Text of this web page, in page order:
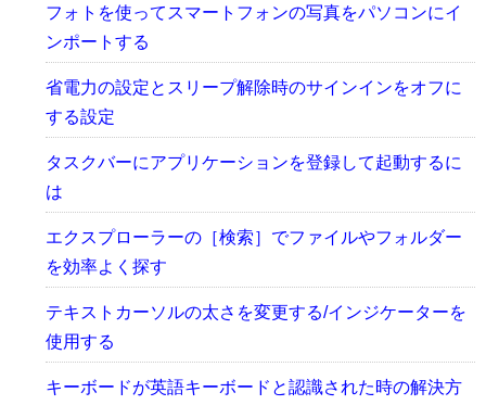
フォトを使ってスマートフォンの写真をパソコンにイ
ンポートする
省電力の設定とスリープ解除時のサインインをオフに
する設定
タスクバーにアプリケーションを登録して起動するに
は
エクスプローラーの［検索］でファイルやフォルダー
を効率よく探す
テキストカーソルの太さを変更する/インジケーターを
使用する
キーボードが英語キーボードと認識された時の解決方